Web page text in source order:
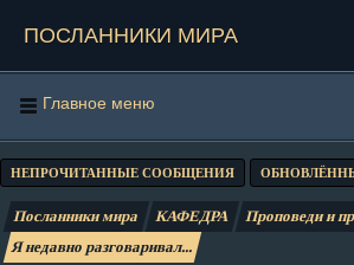
Посланники мира
Главное меню
НЕПРОЧИТАННЫЕ СООБЩЕНИЯ
Посланники мира КАФЕДРА
Проповеди и
Я недавно разговаривал...